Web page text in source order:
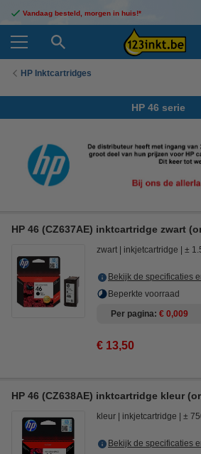
Vandaag besteld, morgen in huis!*
HP Inktcartridges
HP 46 serie
HP 46 (CZ637AE) inktcartridge zwart
zwart inkjetcartridge ±
Bekijk de specificaties
Beperkte voorraad
Per pagina € 0,009
€ 13,50
HP 46 (CZ638AE) inktcartridge kleur
kleur inkjetcartridge ±
Bekijk de specificaties